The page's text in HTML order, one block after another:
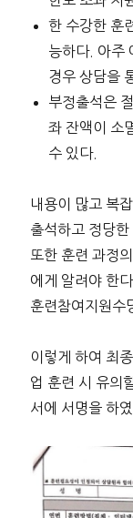
한 수강한 훈
능하다. 아주
경우 상담을
부정출석은
좌 잔액이 소
수 있다.
내용이 많고 복
출석하고 정당
또한 훈련 과정
에게 알려야 한
훈련참여지원수
이렇게 하여 최
업 훈련 시 유의
서에 서명을 하